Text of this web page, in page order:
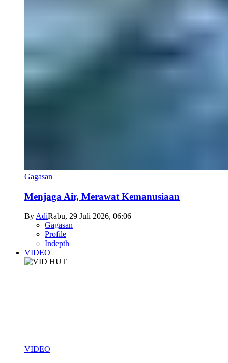
Gagasan
Menjaga Air, Merawat Kemanusiaan
ByAdiRabu, 29 Juli 2026, 06:06
Gagasan
Profile
Indepth
VIDEO
VIDEO